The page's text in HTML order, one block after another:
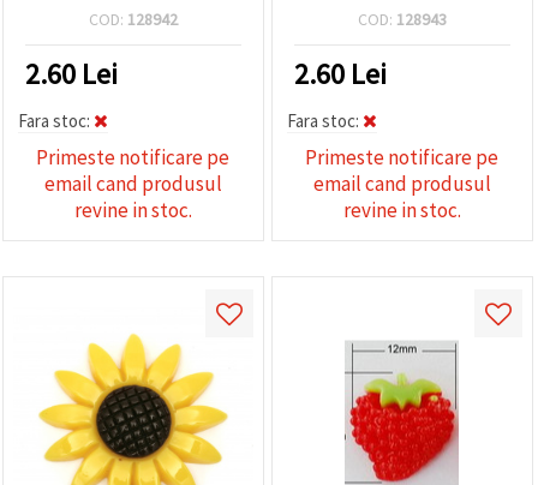
mm cu brocart și cremă
COD: 128942
2.60 Lei
Fara stoc:
Primeste notificare pe
email cand produsul
revine in stoc.
mm cu brocart și culoare
COD: 128943
2.60 Lei
Fara stoc:
Primeste notificare pe
email cand produsul
revine in stoc.